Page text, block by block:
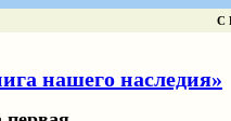
С
нашего наследия»